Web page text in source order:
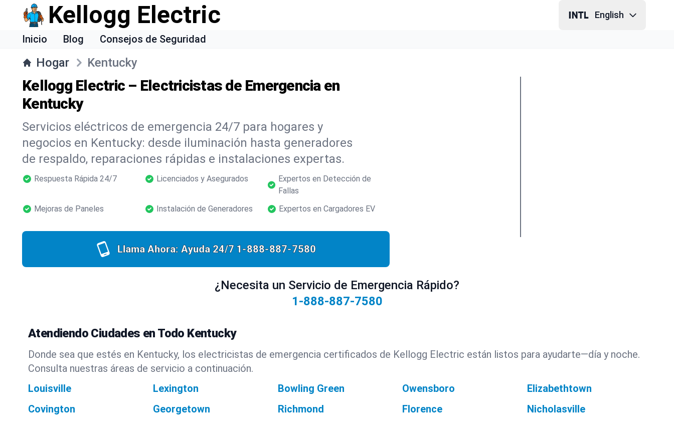
Kellogg Electric English
Inicio Blog Consejos de Seguridad
Hogar Kentucky
Kellogg Electric – Electricistas de Emergencia en
Kentucky
Servicios eléctricos de emergencia 24/7 para hogares y
negocios en Kentucky: desde iluminación hasta generadores
de respaldo, reparaciones rápidas e instalaciones expertas.
Respuesta Rápida 24/7 Licenciados y Asegurados
Expertos en Detección de
Fallas
Mejoras de Paneles
Instalación de Generadores Expertos en Cargadores EV
Llama Ahora: Ayuda 24/7 1-888-887-7580
¿Necesita un Servicio de Emergencia Rápido?
1-888-887-7580
Atendiendo Ciudades en Todo Kentucky
Donde sea que estés en Kentucky, los electricistas de emergencia certificados de Kellogg Electric están listos para ayudarte—día y noche.
Consulta nuestras áreas de servicio a continuación.
Louisville
Lexington Bowling Green Owensboro
Elizabethtown
Covington
Georgetown Richmond Florence
Nicholasville